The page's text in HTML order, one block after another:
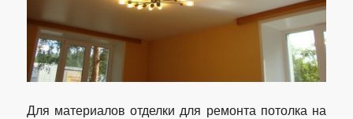
Для материалов отделки для ремонта потолка на